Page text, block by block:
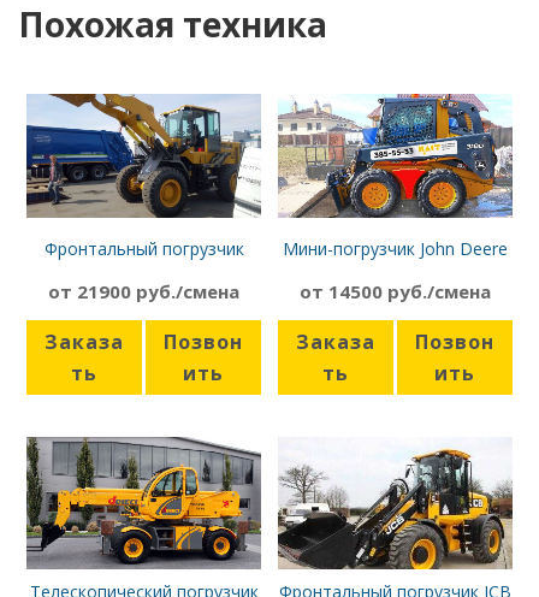
Похожая техника
Фронтальный погрузчик
от 21900 руб./смена
Заказа
ть
Позвон
ить
Мини-погрузчик John Deere
от 14500 руб./смена
Заказа
ть
Позвон
ить
Телескопический погрузчик
Фронтальный погрузчик JCB